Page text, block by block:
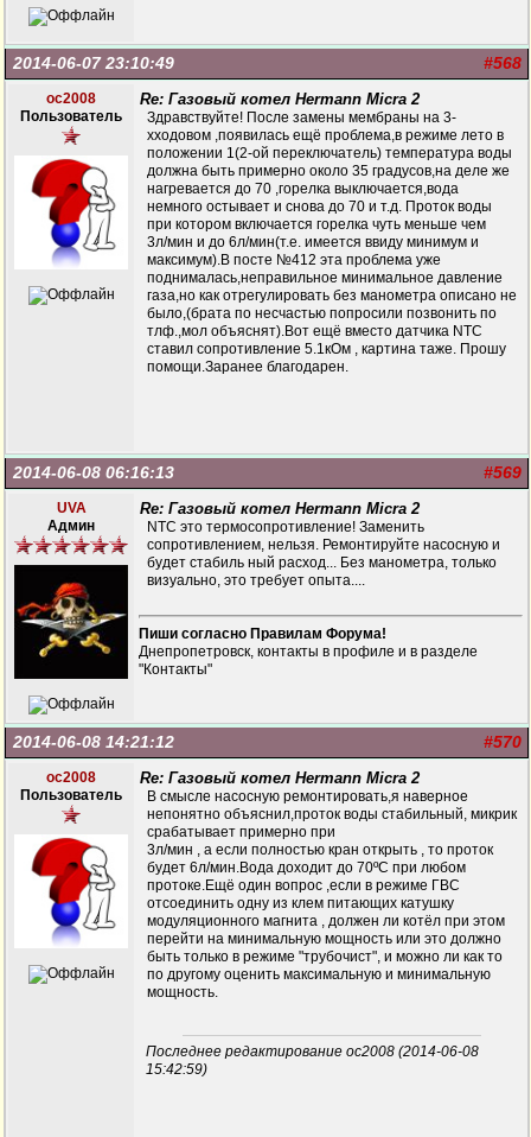
#568
2014-06-07 23:10:49
oc2008
Пользователь
Re: Газовый котел Hermann Micra 2
Здравствуйте! После замены мембраны на 3-
хходовом ,появилась ещё проблема,в режиме лето в
положении 1(2-ой переключатель) температура воды
должна быть примерно около 35 градусов,на деле же
нагревается до 70 ,горелка выключается,вода
немного остывает и снова до 70 и т.д. Проток воды
при котором включается горелка чуть меньше чем
3л/мин и до 6л/мин(т.е. имеется ввиду минимум и
максимум).В посте №412 эта проблема уже
поднималась,неправильное минимальное давление
газа,но как отрегулировать без манометра описано не
было,(брата по несчастью попросили позвонить по
тлф.,мол объяснят).Вот ещё вместо датчика NTC
ставил сопротивление 5.1кОм , картина таже. Прошу
помощи.Заранее благодарен.
#569
2014-06-08 06:16:13
UVA
Админ
Re: Газовый котел Hermann Micra 2
NTC это термосопротивление! Заменить
сопротивлением, нельзя. Ремонтируйте насосную и
будет стабиль ный расход... Без манометра, только
визуально, это требует опыта....
Пиши согласно Правилам Форума!
Днепропетровск, контакты в профиле и в разделе
"Контакты"
#570
2014-06-08 14:21:12
oc2008
Пользователь
Re: Газовый котел Hermann Micra 2
В смысле насосную ремонтировать,я наверное
непонятно объяснил,проток воды стабильный, микрик
срабатывает примерно при
3л/мин , а если полностью кран открыть , то проток
будет 6л/мин.Вода доходит до 70ºС при любом
протоке.Ещё один вопрос ,если в режиме ГВС
отсоединить одну из клем питающих катушку
модуляционного магнита , должен ли котёл при этом
перейти на минимальную мощность или это должно
быть только в режиме "трубочист", и можно ли как то
по другому оценить максимальную и минимальную
мощность.
Последнее редактирование oc2008 (2014-06-08
15:42:59)